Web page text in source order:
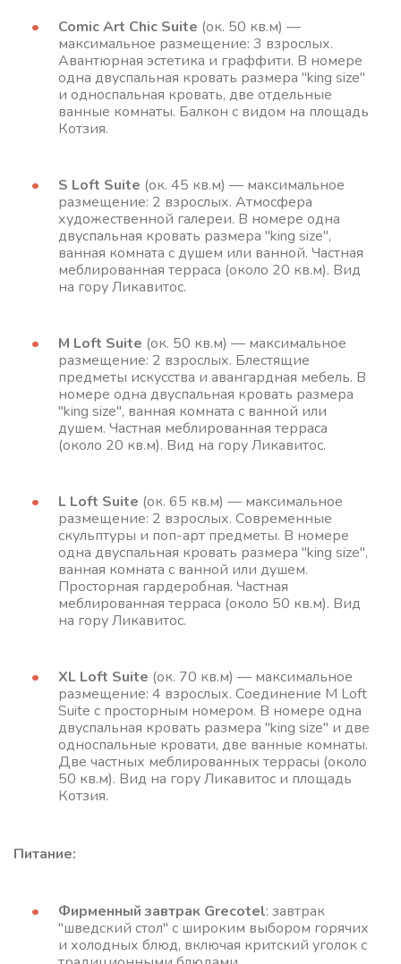
Comic Art Chic Suite (ок. 50 кв.м) —
максимальное размещение: 3 взрослых.
Авантюрная эстетика и граффити. В номере
одна двуспальная кровать размера "king size"
и односпальная кровать, две отдельные
ванные комнаты. Балкон с видом на площадь
Котзия.
S Loft Suite (ок. 45 кв.м) — максимальное
размещение: 2 взрослых. Атмосфера
художественной галереи. В номере одна
двуспальная кровать размера "king size",
ванная комната с душем или ванной. Частная
меблированная терраса (около 20 кв.м). Вид
на гору Ликавитос.
M Loft Suite (ок. 50 кв.м) — максимальное
размещение: 2 взрослых. Блестящие
предметы искусства и авангардная мебель. В
номере одна двуспальная кровать размера
"king size", ванная комната с ванной или
душем. Частная меблированная терраса
(около 20 кв.м). Вид на гору Ликавитос.
L Loft Suite (ок. 65 кв.м) — максимальное
размещение: 2 взрослых. Современные
скульптуры и поп-арт предметы. В номере
одна двуспальная кровать размера "king size",
ванная комната с ванной или душем.
Просторная гардеробная. Частная
меблированная терраса (около 50 кв.м). Вид
на гору Ликавитос.
XL Loft Suite (ок. 70 кв.м) — максимальное
размещение: 4 взрослых. Соединение M Loft
Suite с просторным номером. В номере одна
двуспальная кровать размера "king size" и две
односпальные кровати, две ванные комнаты.
Две частных меблированных террасы (около
50 кв.м). Вид на гору Ликавитос и площадь
Котзия.
Питание:
Фирменный завтрак Grecotel: завтрак
"шведский стол" с широким выбором горячих
и холодных блюд, включая критский уголок с